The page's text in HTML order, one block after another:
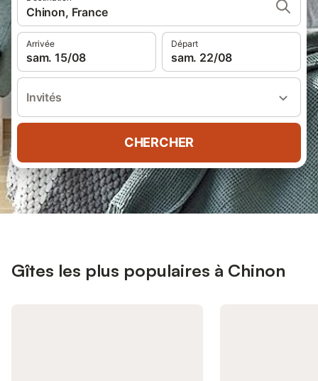
Chinon, France
Arrivée
sam. 15/08
Départ
sam. 22/08
Invités
CHERCHER
Gîtes les plus populaires à Chinon